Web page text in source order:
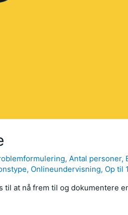
, Antal personer,
, Onlineundervisning, Op til
til at nå frem til og dokumentere